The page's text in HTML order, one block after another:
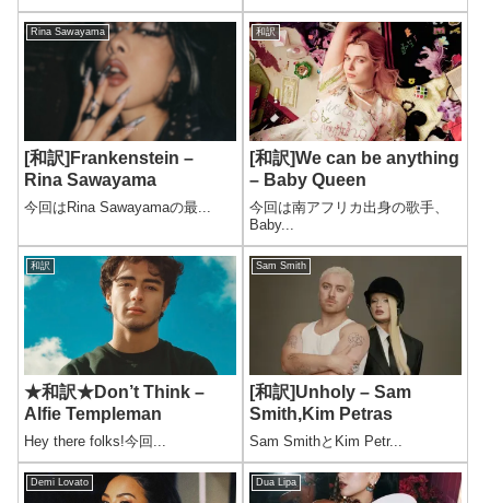
Rina Sawayama
[和訳]Frankenstein –
Rina Sawayama
今回はRina Sawayamaの最...
和訳
[和訳]We can be anything
– Baby Queen
今回は南アフリカ出身の歌手、
Baby...
和訳
★和訳★Don’t Think –
Alfie Templeman
Hey there folks!今回...
Sam Smith
[和訳]Unholy – Sam
Smith,Kim Petras
Sam SmithとKim Petr...
Demi Lovato Dua Lipa